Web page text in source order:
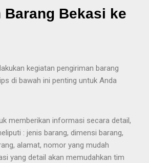
Bekasi ke
kegiatan pengiriman barang
di bawah ini penting untuk Anda
memberikan informasi secara detail,
: jenis barang, dimensi barang,
alamat, nomor yang mudah
yang detail akan memudahkan tim